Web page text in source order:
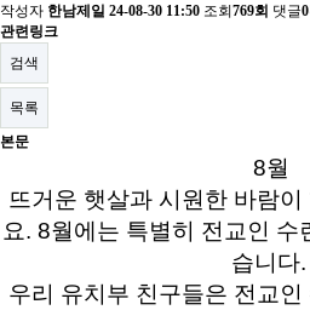
작성자 한남제일 24-08-30 11:50 조회769회 댓글
관련링크
검색
목록
본문
8월
뜨거운 햇살과 시원한 바람
요. 8월에는 특별히 전교인 수
습니다.
우리 유치부 친구들은 전교